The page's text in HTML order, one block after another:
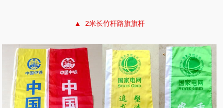
▲ 2米长竹杆路旗旗杆